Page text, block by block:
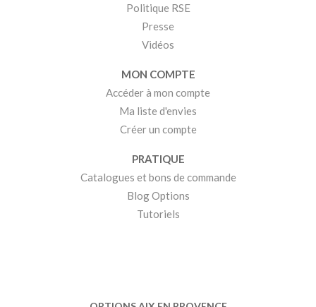
Politique RSE
Presse
Vidéos
MON COMPTE
Accéder à mon compte
Ma liste d'envies
Créer un compte
PRATIQUE
Catalogues et bons de commande
Blog Options
Tutoriels